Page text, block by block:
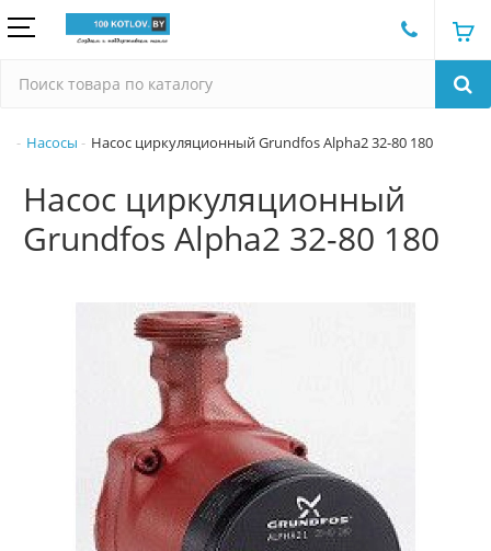
Насосы Насос циркуляционный Grundfos Alpha2 32-80 180
Насос циркуляционный
Grundfos Alpha2 32-80 180